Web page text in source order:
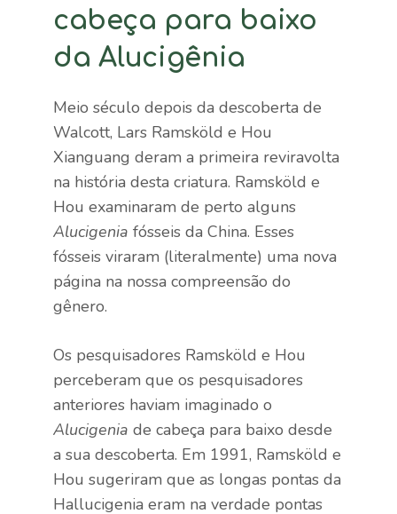
cabeça para baixo
da Alucigênia
Meio século depois da descoberta de
Walcott, Lars Ramsköld e Hou
Xianguang deram a primeira reviravolta
na história desta criatura. Ramsköld e
Hou examinaram de perto alguns
Alucigenia fósseis da China. Esses
fósseis viraram (literalmente) uma nova
página na nossa compreensão do
gênero.
Os pesquisadores Ramsköld e Hou
perceberam que os pesquisadores
anteriores haviam imaginado o
Alucigenia de cabeça para baixo desde
a sua descoberta. Em 1991, Ramsköld e
Hou sugeriram que as longas pontas da
Hallucigenia eram na verdade pontas